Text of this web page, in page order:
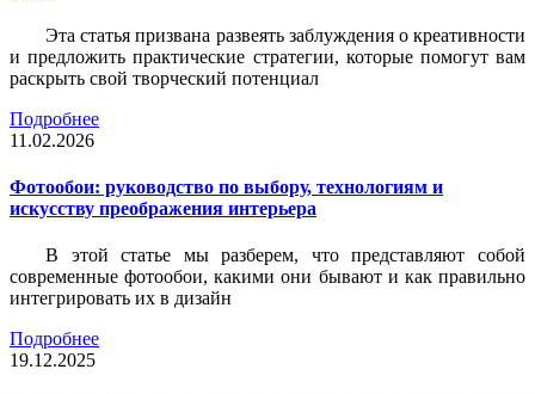
Эта статья призвана развеять заблуждения о креативности
и предложить практические стратегии, которые помогут вам
раскрыть свой творческий потенциал
Подробнее
11.02.2026
Фотообои: руководство по выбору, технологиям и
искусству преображения интерьера
В этой статье мы разберем, что представляют собой
современные фотообои, какими они бывают и как правильно
интегрировать их в дизайн
Подробнее
19.12.2025